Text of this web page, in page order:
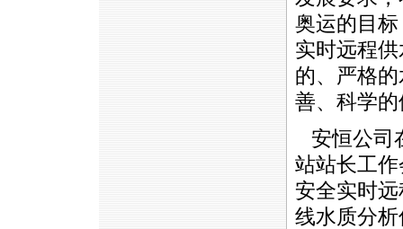
奥运的目
实时远程
的、严格
善、科学
安恒公司
站站长工
安全实时
线水质分